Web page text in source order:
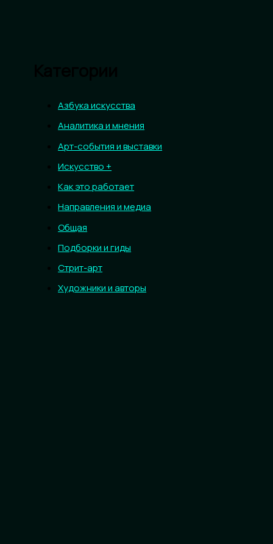
Азбука искусства
Аналитика и мнения
Арт-события и выставки
Искусство +
Как это работает
Направления и медиа
Общая
Подборки и гиды
Стрит-арт
Художники и авторы